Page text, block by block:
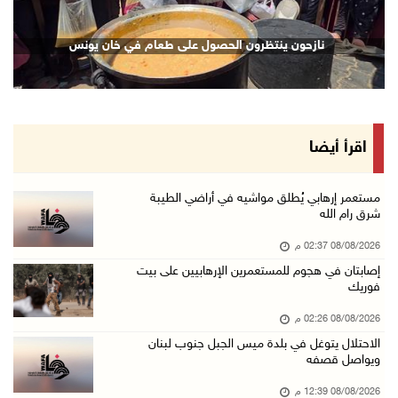
الإعصار "دولفين" يضرب أوكيناوا باليابان والصي ...
08/آب/2026 12:08 م
42 الف مسافر تنقلوا عبر معبر الكرامة الأسبوع ...
الاحتلال يواصل تجريف أراضٍ في سنجل شمال رام ...
منتخبنا الوطني للتايكواندو يستهل مشاركته في ب ...
08/آب/2026 11:06 ص
"فانا": الثقافة البحرينية تـصون الهوية الوطني ...
08/آب/2026 11:04 ص
مستعمرون إرهابيون يهاجمون منزلا ويقتحمون مناط ...
08/آب/2026 10:22 ص
نازحون ينتظرون الحصول على طعام في خان يونس
اقرأ أيضا
مستعمر إرهابي يُطلق مواشيه في أراضي الطيبة
شرق رام الله
08/08/2026 02:37 م
إصابتان في هجوم للمستعمرين الإرهابيين على بيت
فوريك
08/08/2026 02:26 م
الاحتلال يتوغل في بلدة ميس الجبل جنوب لبنان
ويواصل قصفه
08/08/2026 12:39 م